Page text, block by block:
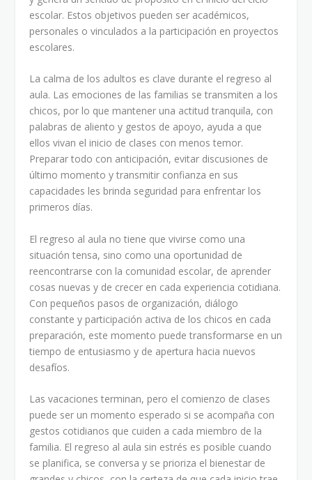
escolar. Estos objetivos pueden ser académicos,
personales o vinculados a la participación en proyectos
escolares.
La calma de los adultos es clave durante el regreso al
aula. Las emociones de las familias se transmiten a los
chicos, por lo que mantener una actitud tranquila, con
palabras de aliento y gestos de apoyo, ayuda a que
ellos vivan el inicio de clases con menos temor.
Preparar todo con anticipación, evitar discusiones de
último momento y transmitir confianza en sus
capacidades les brinda seguridad para enfrentar los
primeros días.
El regreso al aula no tiene que vivirse como una
situación tensa, sino como una oportunidad de
reencontrarse con la comunidad escolar, de aprender
cosas nuevas y de crecer en cada experiencia cotidiana.
Con pequeños pasos de organización, diálogo
constante y participación activa de los chicos en cada
preparación, este momento puede transformarse en un
tiempo de entusiasmo y de apertura hacia nuevos
desafíos.
Las vacaciones terminan, pero el comienzo de clases
puede ser un momento esperado si se acompaña con
gestos cotidianos que cuiden a cada miembro de la
familia. El regreso al aula sin estrés es posible cuando
se planifica, se conversa y se prioriza el bienestar de